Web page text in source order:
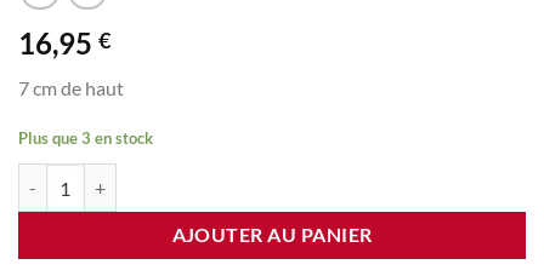
16,95 €
7 cm de haut
Plus que 3 en stock
AJOUTER AU PANIER